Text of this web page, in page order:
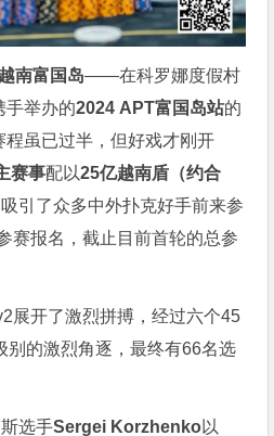
南富国岛——在科罗娜度假村
手举办的2024 APT富国岛站的
程虽已过半，但好戏才刚开
赛事配以25亿越南盾（约合
引了众多中外扑克好手前来参
赛报名，截止目前首轮的总参
展开了激烈拼搏，经过六个45
别的激烈角逐，最终有66名选
选手Sergei Korzhenko以